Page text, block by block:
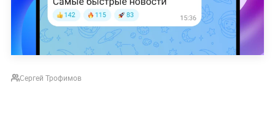
Сергей Трофимов